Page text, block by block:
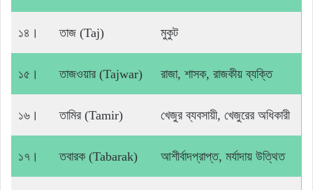
১৪। তাজ (Taj) মুকুট
১৫। তাজওয়ার (Tajwar) রাজা, শাসক, রাজকীয় ব্যক্তি
১৬। তামির (Tamir) খেজুর ব্যবসায়ী, খেজুরের অধিকারী
১৭। তবারক (Tabarak) আশীর্বাদপ্রাপ্ত, মর্যাদায় উত্থিত